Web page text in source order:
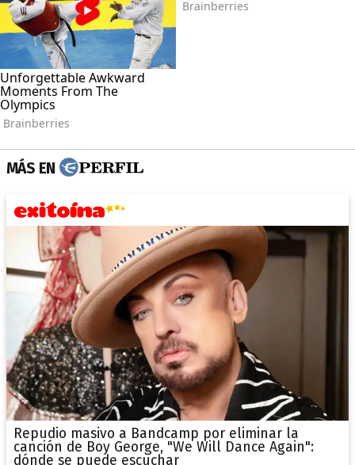
MÁS EN
Repudio masivo a Bandcamp por eliminar la
canción de Boy George, "We Will Dance Again":
dónde se puede escuchar